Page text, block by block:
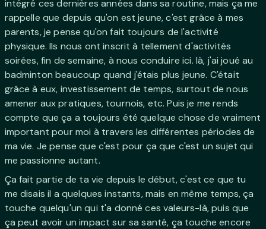
intégré ces dernières années dans sa routine, mais ça me
rappelle que depuis qu'on est jeune, c'est grâce à mes
parents, je pense qu'on fait toujours de l'activité
physique. Ils nous ont inscrit à tellement d'activités
soirées, fin de semaine, à nous conduire ici. là, j'ai joué au
badminton beaucoup quand j'étais plus jeune. C'était
grâce à eux, investissement de temps, surtout de nous
amener aux pratiques, tournois, etc. Puis je me rends
compte que ça a toujours été quelque chose de vraiment
important pour moi à travers les différentes périodes de
ma vie. Je pense que c'est pour ça que c'est un sujet qui
me passionne autant.
Ça fait partie de ta vie depuis le début, c'est ce que tu
me disais il a quelques instants, mais en même temps, ça
touche quelqu'un qui t'a donné ces valeurs-là, puis que
ça peut avoir un impact sur sa santé, ça touche encore